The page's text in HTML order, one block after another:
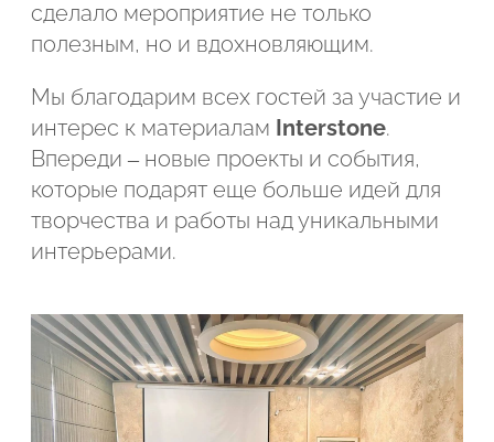
сделало мероприятие не только
полезным, но и вдохновляющим.
Мы благодарим всех гостей за участие и
интерес к материалам Interstone.
Впереди – новые проекты и события,
которые подарят еще больше идей для
творчества и работы над уникальными
интерьерами.